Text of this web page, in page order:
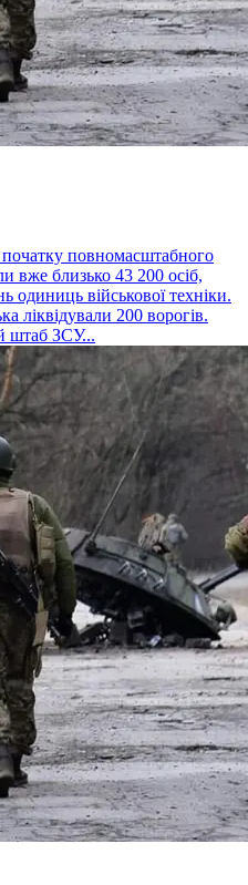
початку повномасштабного
вже близько 43 200 осіб,
одиниць військової техніки.
ліквідували 200 ворогів.
штаб ЗСУ...